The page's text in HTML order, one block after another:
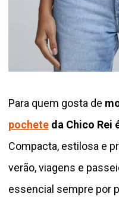
Para quem gosta de
pochete da Chico Rei
Compacta, estilosa e
verão, viagens e
essencial sempre por